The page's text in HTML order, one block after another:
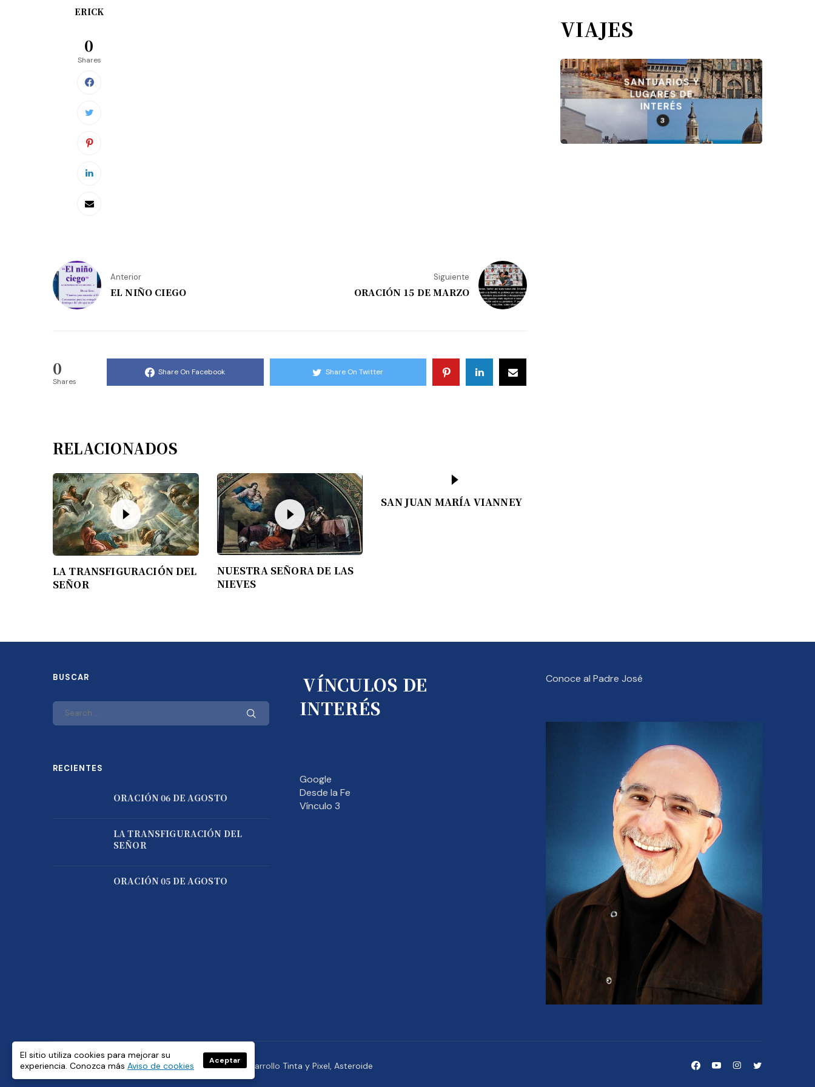
ERICK
0
Shares
Anterior
EL NIÑO CIEGO
Siguiente
ORACIÓN 15 DE MARZO
0
Shares
Share On Facebook Share On Twitter
RELACIONADOS
LA TRANSFIGURACIÓN DEL
SEÑOR
NUESTRA SEÑORA DE LAS
NIEVES
SAN JUAN MARÍA VIANNEY
VIAJES
SANTUARIOS Y
LUGARES DE
INTERÉS
3
BUSCAR
RECIENTES
ORACIÓN 06 DE AGOSTO
LA TRANSFIGURACIÓN DEL
SEÑOR
ORACIÓN 05 DE AGOSTO
VÍNCULOS DE
INTERÉS
Google
Desde la Fe
Vínculo 3
Conoce al Padre José
© Copyright 2021 Padre José de Jesús Aguilar. Desarrollo Tinta y Pixel, Asteroide
El sitio utiliza cookies para mejorar su
experiencia. Conozca más Aviso de cookies Aceptar